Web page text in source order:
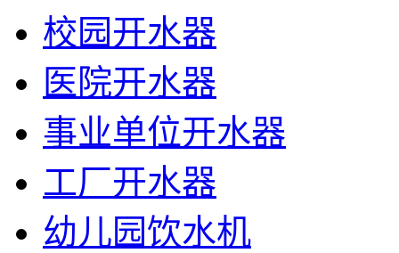
校园开水器
医院开水器
事业单位开水器
工厂开水器
幼儿园饮水机